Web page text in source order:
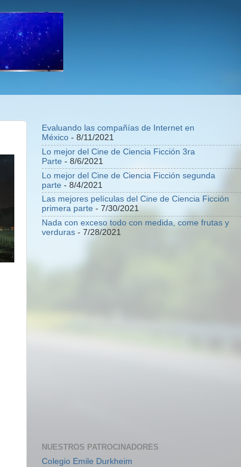
Evaluando las compañías de Internet en
México - 8/11/2021
Lo mejor del Cine de Ciencia Ficción 3ra
Parte - 8/6/2021
Lo mejor del Cine de Ciencia Ficción segunda
parte - 8/4/2021
Las mejores películas del Cine de Ciencia Ficción
primera parte - 7/30/2021
Nada con exceso todo con medida, come frutas y
verduras - 7/28/2021
NUESTROS PATROCINADORES
Colegio Emile Durkheim